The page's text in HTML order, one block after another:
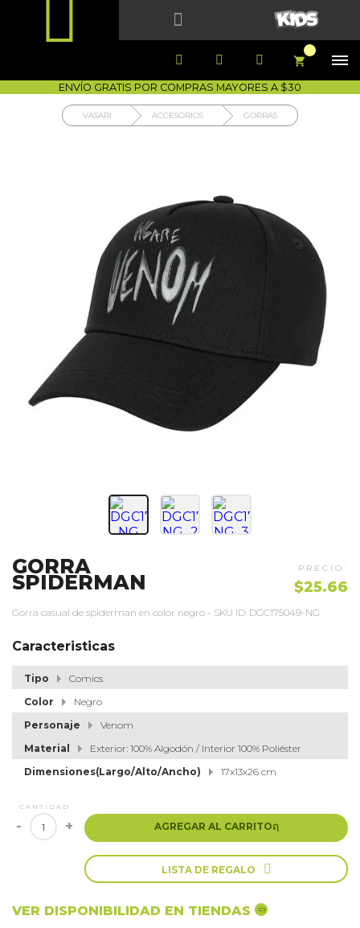
 
   
1700-VASARI (827274)
COMO COMPRAR DEVOLUCIÓN SIN COSTO
ENVÍO GRATIS POR COMPRAS MAYORES A $30
VASARI ACCESORIOS GORRAS
GORRA
SPIDERMAN $25.66
Gorra casual de spiderman en color negro - SKU ID: DGC175049-NG
Caracteristicas
Tipo
Comics
Color
Negro
Personaje
Venom
Material
Exterior: 100% Algodón / Interior 100% Poliéster
Dimensiones(Largo/Alto/Ancho)
17x13x26 cm
CANTIDAD
- + AGREGAR AL CARRITOຐ
LISTA DE REGALO 
VER DISPONIBILIDAD EN TIENDAS